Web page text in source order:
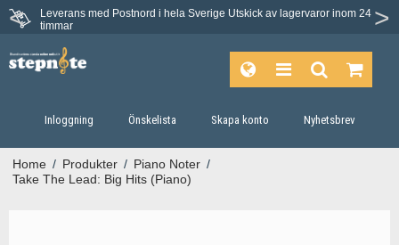
Leverans med Postnord i hela Sverige Utskick av lagervaror inom 24
timmar
Inloggning Önskelista Skapa konto Nyhetsbrev
Home / Produkter / Piano Noter /
Take The Lead: Big Hits (Piano)